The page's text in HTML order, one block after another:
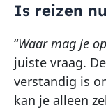
Is reizen
“Waar mag je
juiste vraag.
verstandig is
kan je alleen